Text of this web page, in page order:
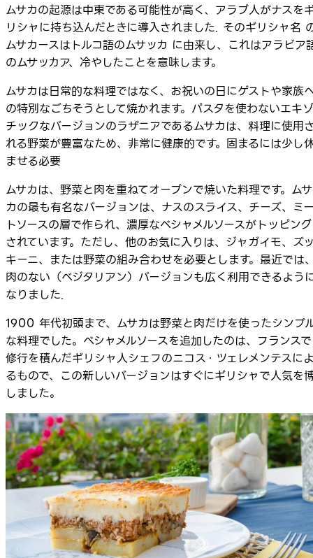
ムサカの起源は中東である可能性が高く、アラブ人がナスを
リシャに持ち込んだときに導入されました. そのギリシャ名
ムサカースはトルコ語のムサッカ に由来し、これはアラビア
のムサッカア、冷やしたことを意味します。
ムサカは日常的な料理ではなく、お祝いの日にゲストや家族
の特別なごちそうとして焼かれます。パスタを使わないエキゾ
チックなバージョンのラザニアであるムサカは、料理に使用
れる野菜が豊富なため、非常に健康的です。固まるには少し
ませる必要
ムサカは、野菜と肉を重ねてオーブンで焼いた料理です。ムサ
カの最も有名なバージョンは、ナスのスライス、チーズ、ミ
トソースの層で作られ、濃厚なベシャメルソースがトッピング
されています。ただし、他のお気に入りは、ジャガイモ、ズ
キーニ、または野菜の組み合わせを必要とします。最近では
肉のない（ベジタリアン）バージョンも広く利用できるよう
なりました.
1900 年代初頭まで、ムサカは野菜と肉だけを使ったシンプ
な料理でした。ベシャメルソースを追加したのは、フランスで
修行を積んだギリシャ人シェフのニコス・ツェレメンテスに
るもので、この新しいバージョンはすぐにギリシャで人気を
しました。